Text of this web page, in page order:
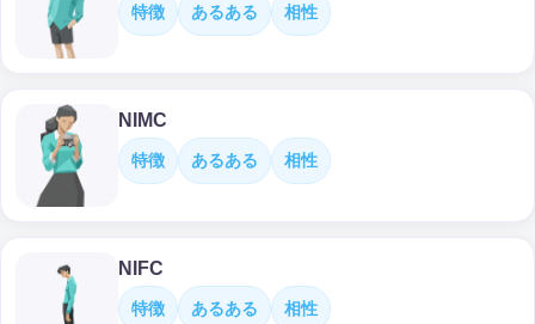
特徴 あるある 相性
NIMC
特徴 あるある 相性
NIFC
特徴 あるある 相性